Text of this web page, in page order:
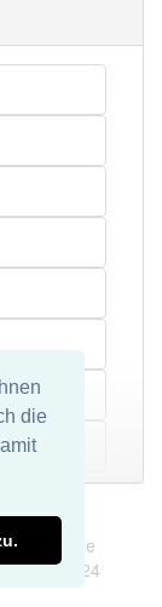
die
für die
2024